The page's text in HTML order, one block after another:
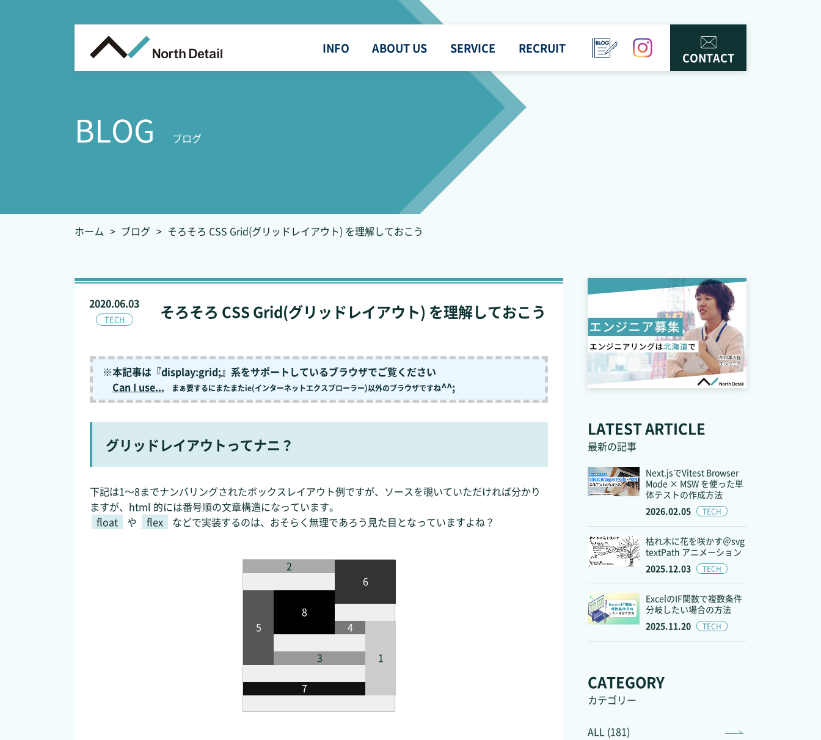
INFO ABOUT US SERVICE RECRUIT BLOG instagramCONTACT
BLOG ブログ
ホーム ブログ そろそろ CSS Grid(グリッドレイアウト) を理解しておこう
2020.06.03
TECH そろそろ CSS Grid(グリッドレイアウト) を理解しておこう
※本記事は『display:grid;』系をサポートしているブラウザでご覧ください
Can I use...
まぁ要するにまたまたie(インターネットエクスプローラー)以外のブラウザですね^^;
グリッドレイアウトってナニ？
下記は1～8までナンバリングされたボックスレイアウト例ですが、ソースを覗いていただければ分かり
ますが、html 的には番号順の文章構造になっています。
float
や flex などで実装するのは、おそらく無理であろう見た目となっていますよね？
1
2
3
4
5
6
7
8
LATEST ARTICLE
最新の記事
2026.02.05 TECH
Next.jsでVitest Browser
Mode × MSW を使った単
体テストの作成方法
2025.12.03 TECH
枯れ木に花を咲かす＠svg
textPath アニメーション
2025.11.20 TECH
ExcelのIF関数で複数条件
分岐したい場合の方法
CATEGORY
カテゴリー
ALL (181)